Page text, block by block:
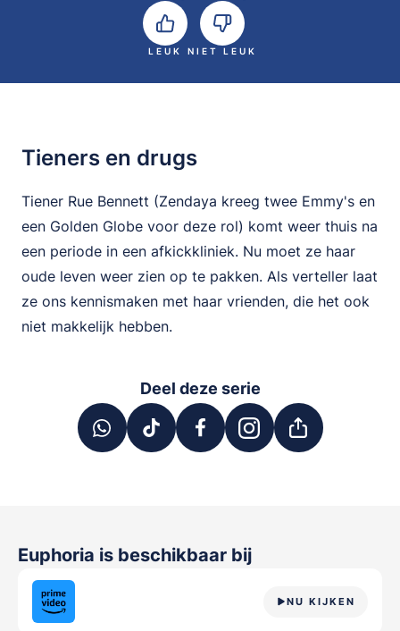
LEUK NIET LEUK
Tieners en drugs
Tiener Rue Bennett (Zendaya kreeg twee Emmy's en
een Golden Globe voor deze rol) komt weer thuis na
een periode in een afkickkliniek. Nu moet ze haar
oude leven weer zien op te pakken. Als verteller laat
ze ons kennismaken met haar vrienden, die het ook
niet makkelijk hebben.
Deel deze serie
Euphoria is beschikbaar bij
NU KIJKEN